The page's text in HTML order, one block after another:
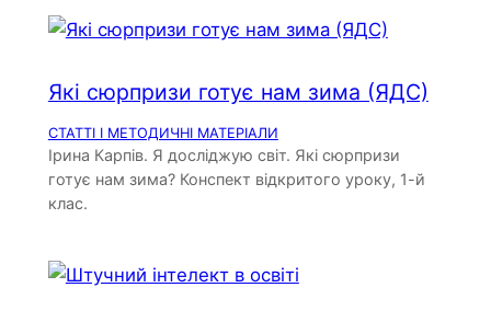
Які сюрпризи готує нам зима (ЯДС)
СТАТТІ І МЕТОДИЧНІ МАТЕРІАЛИ
Ірина Карпів. Я досліджую світ. Які сюрпризи
готує нам зима? Конспект відкритого уроку, 1-й
клас.